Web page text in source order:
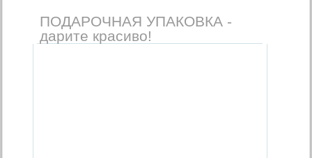
ПОДАРОЧНАЯ УПАКОВКА -
дарите красиво!